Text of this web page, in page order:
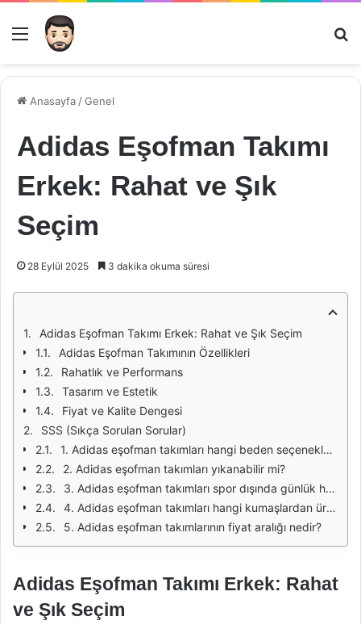
Menü
Anasayfa /Genel
Adidas Eşofman Takımı
Erkek: Rahat ve Şık
Seçim
28 Eylül 2025 3 dakika okuma süresi
Adidas Eşofman Takımı Erkek: Rahat ve Şık Seçim
Adidas Eşofman Takımının Özellikleri
Rahatlık ve Performans
Tasarım ve Estetik
Fiyat ve Kalite Dengesi
SSS (Sıkça Sorulan Sorular)
1. Adidas eşofman takımları hangi beden seçenekleriyle sunuluyor?
2. Adidas eşofman takımları yıkanabilir mi?
3. Adidas eşofman takımları spor dışında günlük hayatta da giyilebilir mi?
4. Adidas eşofman takımları hangi kumaşlardan üretiliyor?
5. Adidas eşofman takımlarının fiyat aralığı nedir?
Adidas Eşofman Takımı Erkek: Rahat
ve Şık Seçim